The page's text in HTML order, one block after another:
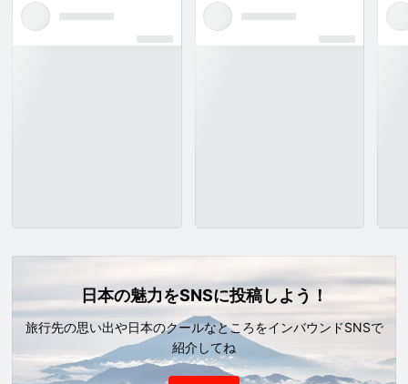
日本の魅力をSNSに投稿しよう！
旅行先の思い出や日本のクールなところをインバウンドSNSで
紹介してね